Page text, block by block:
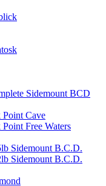
Sidemount BCD
Cave
Free Waters
Sidemount B.C.D.
Sidemount B.C.D.